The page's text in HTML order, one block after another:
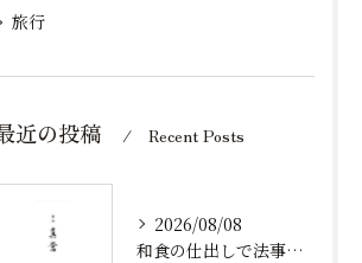
旅行
近の投稿 Recent Posts
2026/08/08
和食の仕出しで法事にふさわしい弁当を選ぶポイントとマナー解説